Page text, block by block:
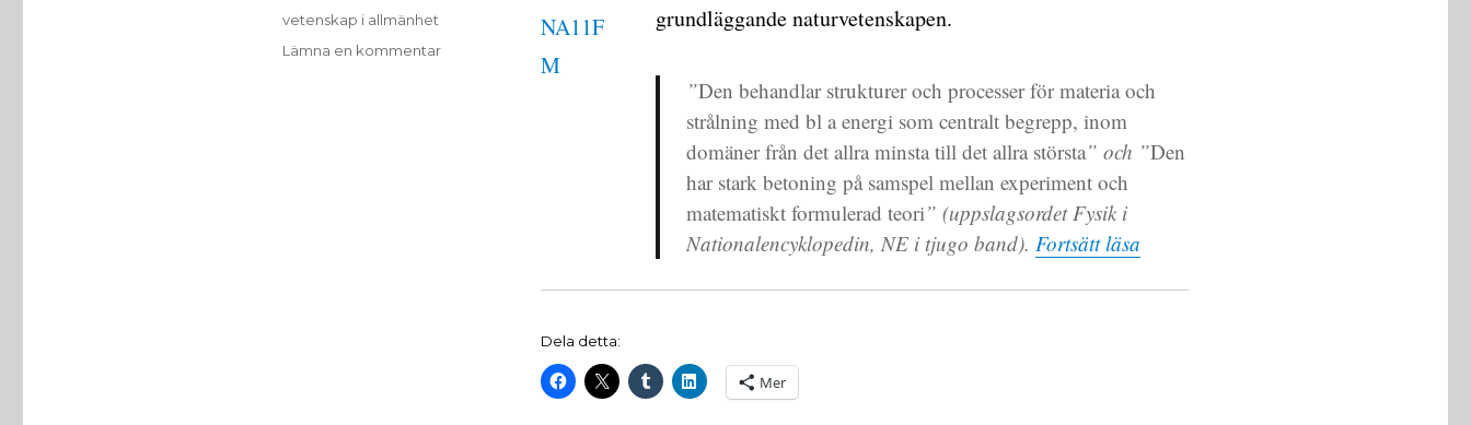
grundläggande naturvetenskapen.
”Den behandlar strukturer och processer för materia och
strålning med bl a energi som centralt begrepp, inom
domäner från det allra minsta till det allra största” och ”Den
har stark betoning på samspel mellan experiment och
matematiskt formulerad teori” (uppslagsordetFysiki
Nationalencyklopedin, NE i tjugo band).Fortsätt läsa
Dela detta:
Mer
Etiketter
vetenskap i allmänhet
Lämna en kommentartill